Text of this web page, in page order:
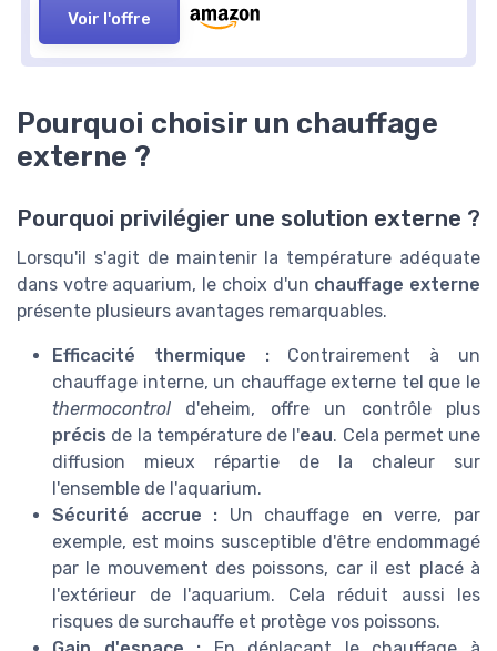
Voir l'offre
Pourquoi choisir un chauffage
externe ?
Pourquoi privilégier une solution externe ?
Lorsqu'il s'agit de maintenir la température adéquate
dans votre aquarium, le choix d'un chauffage externe
présente plusieurs avantages remarquables.
Efficacité thermique :Contrairement à un
chauffage interne, un chauffage externe tel que le
thermocontrol d'eheim, offre un contrôleplus
précis de la température de l'eau. Cela permet une
diffusion mieux répartie de la chaleur sur
l'ensemble de l'aquarium.
Sécurité accrue : Un chauffage en verre, par
exemple, est moins susceptible d'être endommagé
par le mouvement des poissons, car il est placé à
l'extérieur de l'aquarium. Cela réduit aussi les
risques de surchauffe et protège vos poissons.